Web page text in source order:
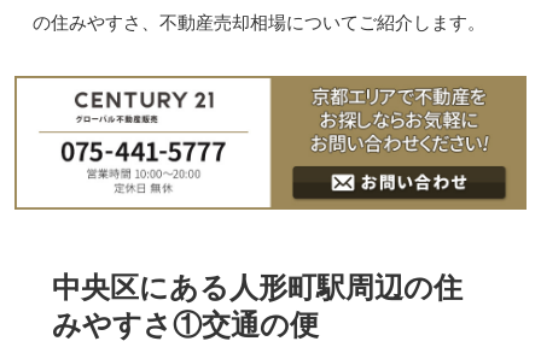
の住みやすさ、不動産売却相場についてご紹介します。
中央区にある人形町駅周辺の住
みやすさ①交通の便